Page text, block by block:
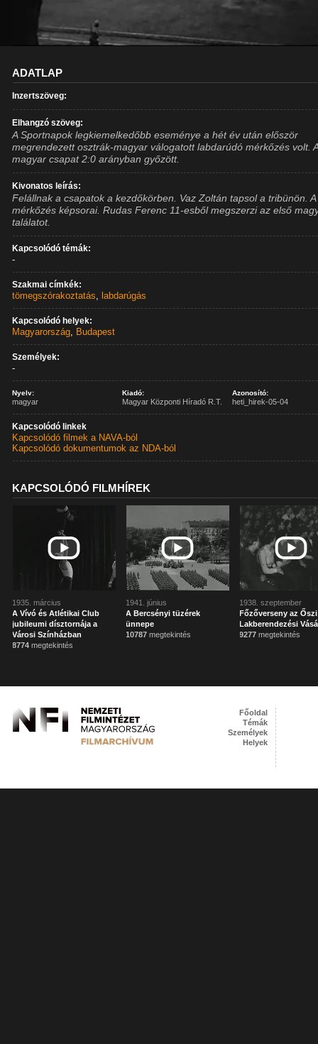
ADATLAP
Inzertszöveg:
Elhangzó szöveg:
A Sportnapok legkiemelkedőbb eseménye a hét év után először
megrendezett osztrák-magyar válogatott labdarúdó mérkőzés volt.
magyar csapat 2:0 arányban győzött.
Kivonatos leírás:
Felállnak a csapatok a kezdőkörben. Vaz Zoltán tapsol a tribünön. A
mérkőzés képsorai. Rudas Ferenc 11-esből megszerzi az első
találatot.
Kapcsolódó témák:
-
Szakmai címkék:
tömegszórakoztatás, labdarúgás
Kapcsolódó helyek:
Magyarország, Budapest
Személyek:
-
Nyelv:
magyar
Kiadó:
Magyar Központi Híradó R.T.
Azonosító:
heti_hirek-05-04
Kapcsolódó linkek
Kapcsolódó filmek a NAVA-ból
Kapcsolódó dokumentumok az NDA-ból
KAPCSOLÓDÓ FILMHÍREK
1935. március
A Vívó és Atlétikai Club
jubileumi dísztornája a
Városi Színházban
8774 megtekintés
1941. június
A Bercsényi tüzérek
ünnepe
10787 megtekintés
1938. szeptember
Főzőverseny az Őszi
Lakberendezési
9277 megtekintés
Főoldal
Témák
Személyek
Helyek